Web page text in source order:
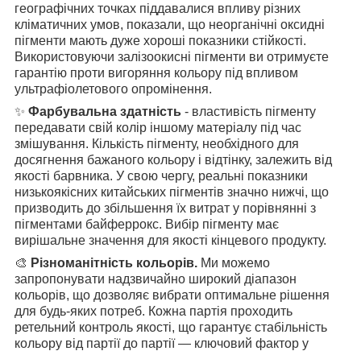
географічних точках піддавалися впливу різних
кліматичних умов, показали, що неорганічні оксидні
пігменти мають дуже хороші показники стійкості.
Використовуючи залізоокисні пігменти ви отримуєте
гарантію проти вигоряння кольору під впливом
ультрафіолетового опромінення.
✨ Фарбувальна здатність - властивість пігменту
передавати свій колір іншому матеріалу під час
змішування. Кількість пігменту, необхідного для
досягнення бажаного кольору і відтінку, залежить від
якості барвника. У свою чергу, реальні показники
низькоякісних китайських пігментів значно нижчі, що
призводить до збільшення їх витрат у порівнянні з
пігментами байферрокс. Вибір пігменту має
вирішальне значення для якості кінцевого продукту.
🎨 Різноманітність кольорів. Ми можемо
запропонувати надзвичайно широкий діапазон
кольорів, що дозволяє вибрати оптимальне рішення
для будь-яких потреб. Кожна партія проходить
ретельний контроль якості, що гарантує стабільність
кольору від партії до партії — ключовий фактор у